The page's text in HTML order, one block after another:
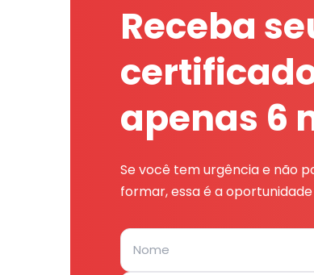
Receba
apenas 6
Se você tem urgência e não
formar, essa é a